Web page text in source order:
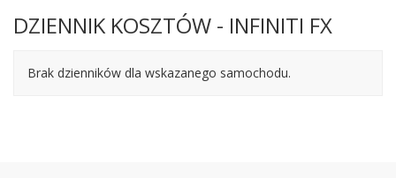
DZIENNIK KOSZTÓW - INFINITI FX
Brak dzienników dla wskazanego samochodu.